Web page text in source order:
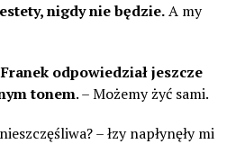
nigdy nie będzie.A my
Franek odpowiedział jeszcze
tonem. – Możemy żyć sami.
– łzy napłynęły mi